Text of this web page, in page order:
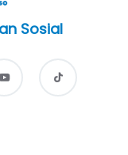
Sosial